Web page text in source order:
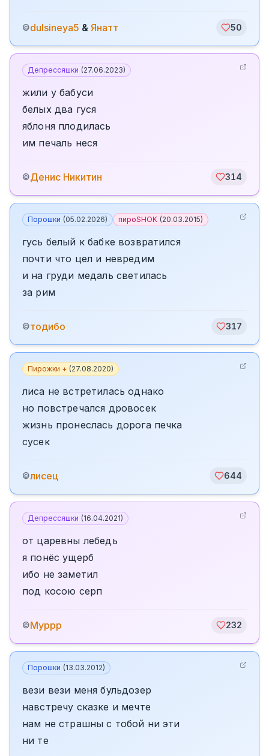
©dulsineya5 & Янатт 50
Депрессяшки (27.06.2023)
жили у бабуси
белых два гуся
яблоня плодилась
им печаль неся
©Денис Никитин 314
Порошки (05.02.2026) пироSHOK (20.03.2015)
гусь белый к бабке возвратился
почти что цел и невредим
и на груди медаль светилась
за рим
©тодибо 317
Пирожки + (27.08.2020)
лиса не встретилась однако
но повстречался дровосек
жизнь пронеслась дорога печка
сусек
©лисец 644
Депрессяшки (16.04.2021)
от царевны лебедь
я понёс ущерб
ибо не заметил
под косою серп
©Муррр 232
Порошки (13.03.2012)
вези вези меня бульдозер
навстречу сказке и мечте
нам не страшны с тобой ни эти
ни те